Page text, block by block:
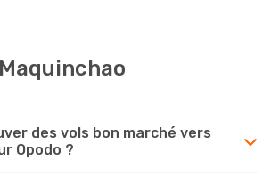
des vols bon marché vers
Opodo ?